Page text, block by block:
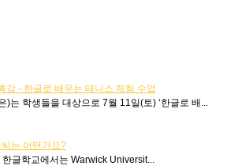
강 - 한글로 배우는 테니스 체험 수업
)는 학생들을 대상으로 7월 11일(토) ‘한글로 배...
는 어떤가요?
글학교에서는 Warwick Universit...